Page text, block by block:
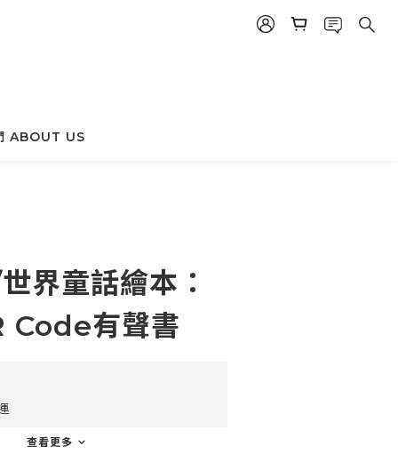
ABOUT US
界童話繪本：
Code有聲書
查看更多